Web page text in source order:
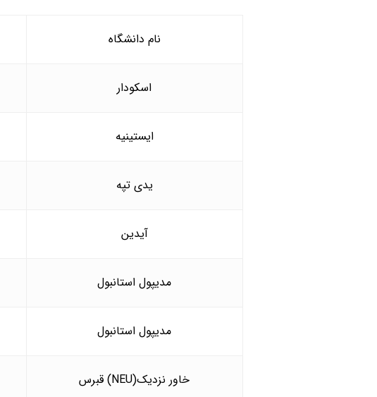
نام دانشگاه
اسکودار
ایستینیه
یدی تپه
آیدین
مدیپول استانبول
مدیپول استانبول
قبرس (NEU)خاور نزدیک